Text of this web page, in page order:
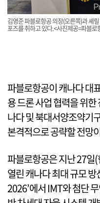
김영준 파블로항공 의장(오른쪽)과 셰
포즈를 취하고 있다.<사진제공=파블로
파블로항공이 캐나다 대
용 드론 사업 협력을 위
나다 및 북대서양조약기
본격적으로 공략할 전망
파블로항공은 지난 27일
열린 캐나다 최대 규모 방
2026’에서 IMT와 첨단